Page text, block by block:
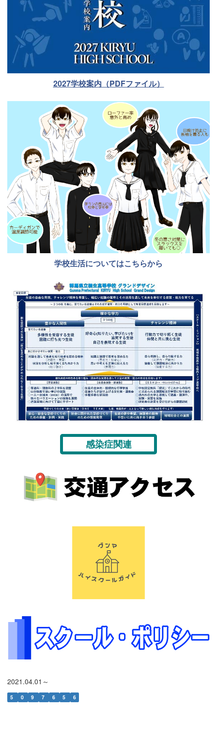
2027学校案内（PDFファイル）
学校生活についてはこちらから
感染症関連
2021.04.01～
5 0 9 7 6 5 6